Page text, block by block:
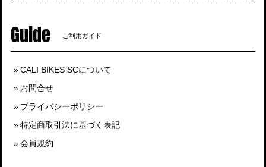
Guide ご利用ガイド
CALI BIKES SCについて
お問合せ
プライバシーポリシー
特定商取引法に基づく表記
会員規約